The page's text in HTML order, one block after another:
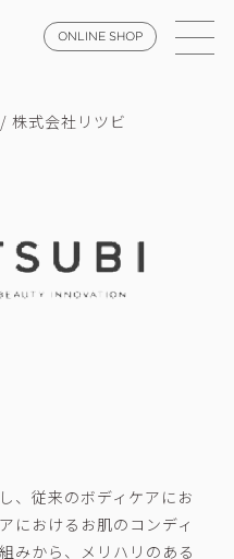
ONLINE SHOP
/株式会社リツビ
、従来のボディケアにお
におけるお肌のコンディ
みから、メリハリのある